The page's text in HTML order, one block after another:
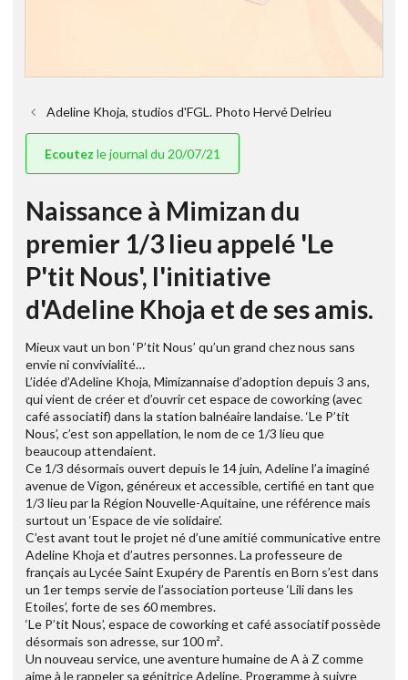
Adeline Khoja, studios d'FGL. Photo Hervé Delrieu
Ecoutez le journal du 20/07/21
Naissance à Mimizan du
premier 1/3 lieu appelé 'Le
P'tit Nous', l'initiative
d'Adeline Khoja et de ses amis.
Mieux vaut un bon ‘P’tit Nous’ qu’un grand chez nous sans
envie ni convivialité…
L’idée d’Adeline Khoja, Mimizannaise d’adoption depuis 3 ans,
qui vient de créer et d’ouvrir cet espace de coworking (avec
café associatif) dans la station balnéaire landaise. ‘Le P’tit
Nous’, c’est son appellation, le nom de ce 1/3 lieu que
beaucoup attendaient.
Ce 1/3 désormais ouvert depuis le 14 juin, Adeline l’a imaginé
avenue de Vigon, généreux et accessible, certifié en tant que
1/3 lieu par la Région Nouvelle-Aquitaine, une référence mais
surtout un ‘Espace de vie solidaire’.
C’est avant tout le projet né d’une amitié communicative entre
Adeline Khoja et d’autres personnes. La professeure de
français au Lycée Saint Exupéry de Parentis en Born s’est dans
un 1er temps servie de l’association porteuse ‘Lili dans les
Etoiles’, forte de ses 60 membres.
‘Le P’tit Nous’, espace de coworking et café associatif possède
désormais son adresse, sur 100 m².
Un nouveau service, une aventure humaine de A à Z comme
aime à le rappeler sa génitrice Adeline. Programme à suivre